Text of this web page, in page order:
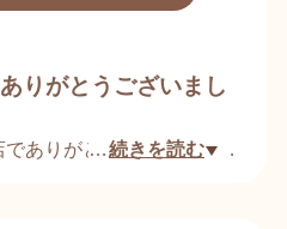
りがとうございまし
ありがとうございます、
…続きを読む